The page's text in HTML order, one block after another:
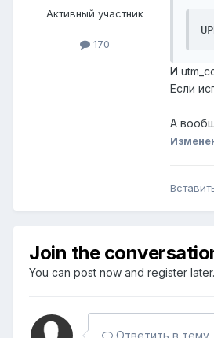
Активный участник
170
И
Если
А
Join the
You can post now and register